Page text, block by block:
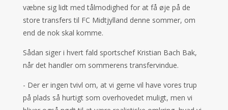
væbne sig lidt med tålmodighed for at få øje på de
store transfers til FC Midtjylland denne sommer, om
end de nok skal komme.
Sådan siger i hvert fald sportschef Kristian Bach Bak,
når det handler om sommerens transfervindue.
- Der er ingen tvivl om, at vi gerne vil have vores trup
på plads så hurtigt som overhovedet muligt, men vi